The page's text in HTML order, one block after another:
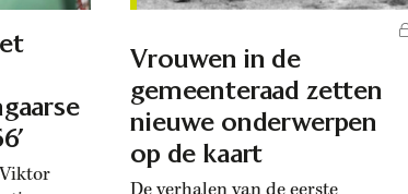
Vrouwen in de
gemeenteraad zetten
nieuwe onderwerpen
op de kaart